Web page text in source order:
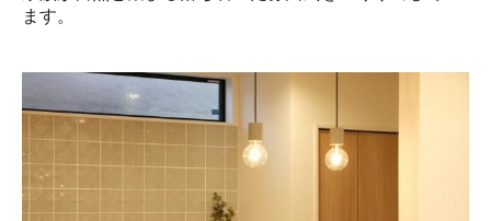
ます。